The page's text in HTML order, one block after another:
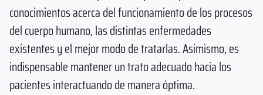
conocimientos acerca del funcionamiento de los procesos
del cuerpo humano, las distintas enfermedades
existentes y el mejor modo de tratarlas. Asimismo, es
indispensable mantener un trato adecuado hacia los
pacientes interactuando de manera óptima.